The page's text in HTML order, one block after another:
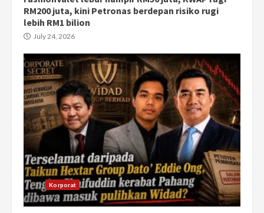
RM200 juta, kini Petronas berdepan risiko rugi
lebih RM1 bilion
July 24, 2026
Korporat